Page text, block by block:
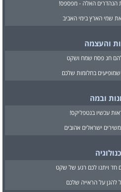
והעצמה
להם חג פסח שמח ושקט
ובמה
להגן על הראייה שלכם